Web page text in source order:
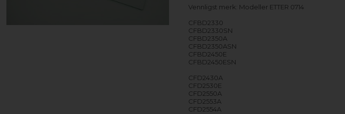
Vennligst merk: Modeller ETTER 0714
CFBD2330
CFBD2330SN
CFBD2350A
CFBD2350ASN
CFBD2450E
CFBD2450ESN
CFD2430A
CFD2530E
CFD2550A
CFD2553A
CFD2554A